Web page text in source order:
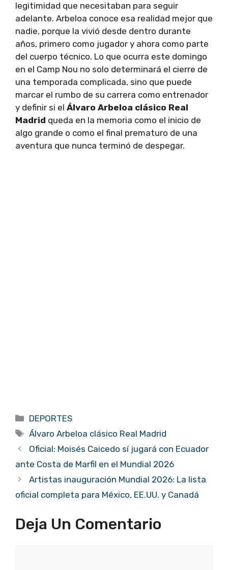
legitimidad que necesitaban para seguir
adelante. Arbeloa conoce esa realidad mejor que
nadie, porque la vivió desde dentro durante
años, primero como jugador y ahora como parte
del cuerpo técnico. Lo que ocurra este domingo
en el Camp Nou no solo determinará el cierre de
una temporada complicada, sino que puede
marcar el rumbo de su carrera como entrenador
y definir si el Álvaro Arbeloa clásico Real
Madrid queda en la memoria como el inicio de
algo grande o como el final prematuro de una
aventura que nunca terminó de despegar.
Categorías
DEPORTES
Etiquetas
Álvaro Arbeloa clásico Real Madrid
Oficial: Moisés Caicedo sí jugará con Ecuador
ante Costa de Marfil en el Mundial 2026
Artistas inauguración Mundial 2026: La lista
oficial completa para México, EE.UU. y Canadá
Deja Un Comentario